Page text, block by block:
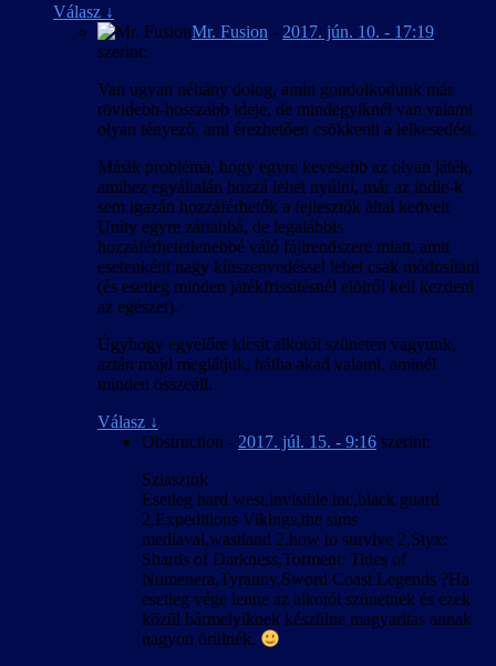
Válasz ↓
Mr. Fusion - 2017. jún. 10. - 17:19
szerint:
Van ugyan néhány dolog, amin gondolkodunk már
rövidebb-hosszabb ideje, de mindegyiknél van valami
olyan tényező, ami érezhetően csökkenti a lelkesedést.
Másik probléma, hogy egyre kevesebb az olyan játék,
amihez egyáltalán hozzá lehet nyúlni, már az indie-k
sem igazán hozzáférhetők a fejlesztők által kedvelt
Unity egyre zártabbá, de legalábbis
hozzáférhetetlenebbé váló fájlrendszere miatt, amit
esetenként nagy kínszenvedéssel lehet csak módosítani
(és esetleg minden játékfrissítésnél elölről kell kezdeni
az egészet).
Úgyhogy egyelőre kicsit alkotói szüneten vagyunk,
aztán majd meglátjuk, hátha akad valami, aminél
minden összeáll.
Válasz ↓
Obstruction - 2017. júl. 15. - 9:16 szerint:
Sziasztok
Esetleg hard west,invisible inc,black guard
2,Expeditions Vikings,the sims
mediaval,wastland 2,how to survive 2,Styx:
Shards of Darkness,Torment: Tides of
Numenera,Tyranny,Sword Coast Legends ?Ha
esetleg vége lenne az alkotói szünetnek és ezek
közül bármelyiknek készülne magyaritas annak
nagyon örülnék.